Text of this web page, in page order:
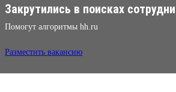
Закрутились в поисках
Помогут алгоритмы hh.ru
Разместить вакансию